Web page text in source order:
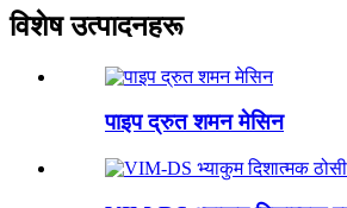
विशेष उत्पादनहरू
पाइप द्रुत शमन मेसिन